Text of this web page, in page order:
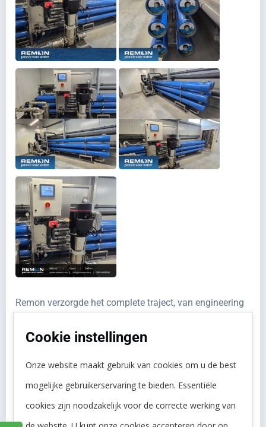
Remon verzorgde het complete traject, van engineering
service.Het resultaat is een toekomstbestendige
installatie die aansluit op de watervraag van het
vernieuwde kassencomplex en bijdraagt aan een
constante beschikbaarheid van hoogwaardig teeltwater.
Cookie instellingen
Onze website maakt gebruik van cookies om u de best
mogelijke gebruikerservaring te bieden. Essentiële
cookies zijn noodzakelijk voor de correcte werking van